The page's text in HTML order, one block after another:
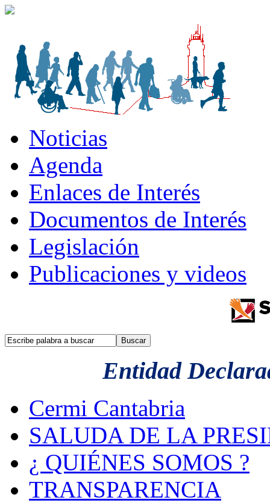
Noticias
Agenda
Enlaces de Interés
Documentos de Interés
Legislación
Publicaciones y videos
Entidad
Cermi Cantabria
SALUDA DE LA
¿ QUIÉNES SOMOS ?
TRANSPARENCIA